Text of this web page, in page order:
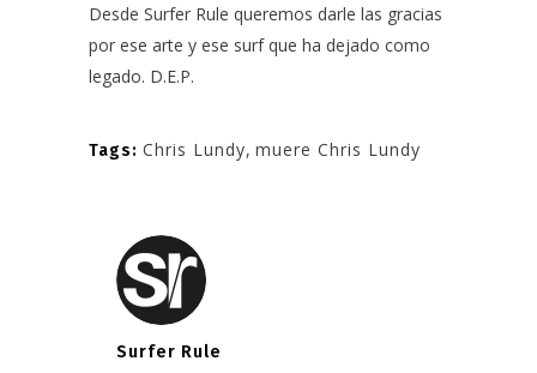
Desde Surfer Rule queremos darle las gracias
por ese arte y ese surf que ha dejado como
legado. D.E.P.
Tags: Chris Lundy, muere Chris Lundy
Surfer Rule